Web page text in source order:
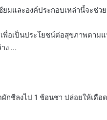
มและองค์ประกอบเหล่านี้จะช่ว
เพื่อเป็นประโยชน์ต่อสุขภาพตาม
ง …
กชีลงไป 1 ช้อนชา ปล่อยให้เดือ